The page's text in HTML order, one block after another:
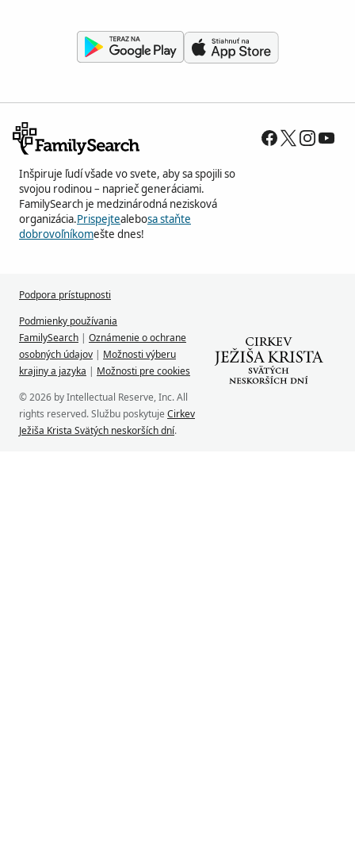
Inšpiruje ľudí všade vo svete, aby sa spojili so
svojou rodinou – naprieč generáciami.
FamilySearch je medzinárodná nezisková
organizácia.Prispejtealebosa staňte
dobrovoľníkomešte dnes!
Podpora prístupnosti
Podmienky používania
FamilySearch | Oznámenie o ochrane
osobných údajov | Možnosti výberu
krajiny a jazyka | Možnosti pre cookies
© 2026 by Intellectual Reserve, Inc. All
rights reserved. Službu poskytuje Cirkev
Ježiša Krista Svätých neskorších dní.